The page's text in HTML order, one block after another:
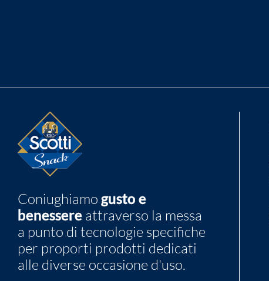
Coniughiamo gusto e
benessere attraverso la messa
a punto di tecnologie specifiche
per proporti prodotti dedicati
alle diverse occasione d'uso.